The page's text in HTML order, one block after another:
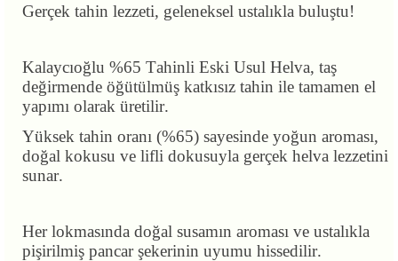
Gerçek tahin lezzeti, geleneksel ustalıkla buluştu!
Kalaycıoğlu %65 Tahinli Eski Usul Helva, taş
değirmende öğütülmüş katkısız tahin ile tamamen el
yapımı olarak üretilir.
Yüksek tahin oranı (%65) sayesinde yoğun aroması,
doğal kokusu ve lifli dokusuyla gerçek helva lezzetini
sunar.
Her lokmasında doğal susamın aroması ve ustalıkla
pişirilmiş pancar şekerinin uyumu hissedilir.